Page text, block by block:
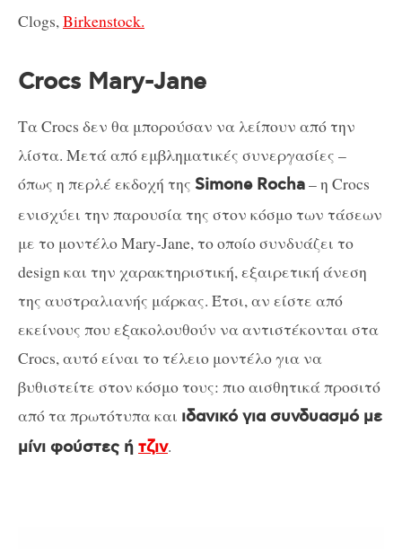
Clogs,Birkenstock.
Crocs Mary-Jane
Τα Crocs δεν θα μπορούσαν να λείπουν από την
λίστα. Μετά από εμβληματικές συνεργασίες –
όπως η περλέ εκδοχή της Simone Rocha– η Crocs
ενισχύει την παρουσία της στον κόσμο των τάσεων
με το μοντέλο Mary-Jane, το οποίο συνδυάζει το
design και την χαρακτηριστική, εξαιρετική άνεση
της αυστραλιανής μάρκας. Έτσι, αν είστε από
εκείνους που εξακολουθούν να αντιστέκονται στα
Crocs, αυτό είναι το τέλειο μοντέλο για να
βυθιστείτε στον κόσμο τους: πιο αισθητικά προσιτό
από τα πρωτότυπα και ιδανικό για συνδυασμό με
μίνι φούστες ή τζιν.